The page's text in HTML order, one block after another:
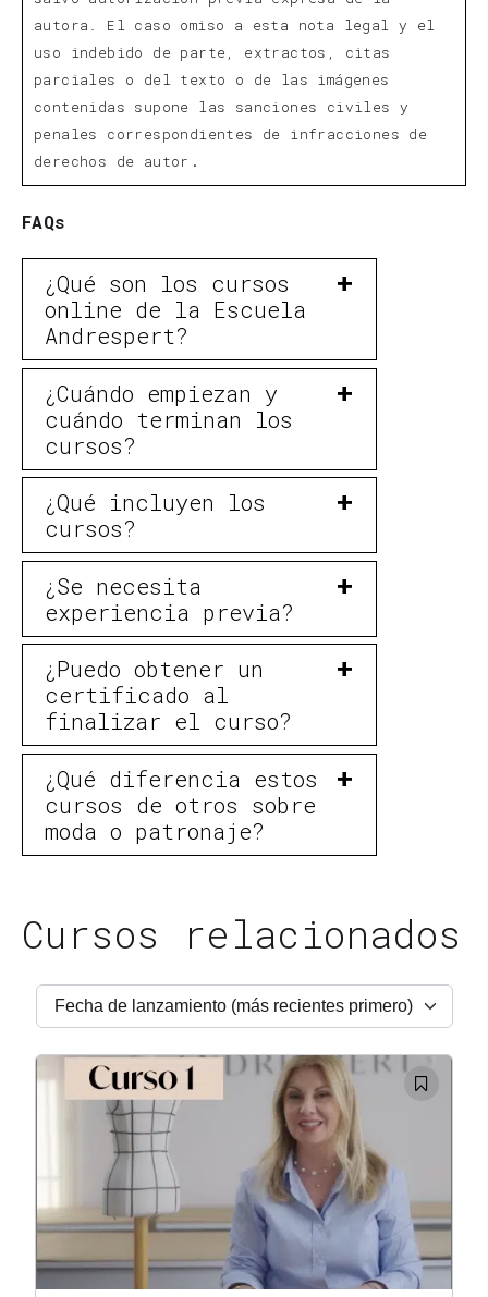
autora. El caso omiso a esta nota legal y el
uso indebido de parte, extractos, citas
parciales o del texto o de las imágenes
contenidas supone las sanciones civiles y
penales correspondientes de infracciones de
derechos de autor .
FAQs
¿Qué son los cursos
online de la Escuela
Andrespert?
¿Cuándo empiezan y
cuándo terminan los
cursos?
¿Qué incluyen los
cursos?
¿Se necesita
experiencia previa?
¿Puedo obtener un
certificado al
finalizar el curso?
¿Qué diferencia estos
cursos de otros sobre
moda o patronaje?
Cursos relacionados